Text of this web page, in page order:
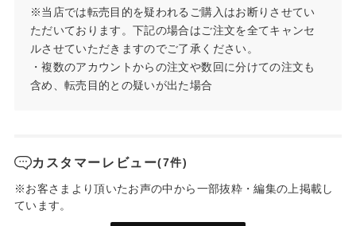
※当店では転売目的を疑われるご購入はお断りさせてい
ただいております。下記の場合はご注文を全てキャンセ
ルさせていただきますのでご了承ください。
・複数のアカウントからの注文や数回に分けての注文も
含め、転売目的との疑いが出た場合
カスタマーレビュー(7件)
※お客さまより頂いたお声の中から一部抜粋・編集の上掲載し
ています。